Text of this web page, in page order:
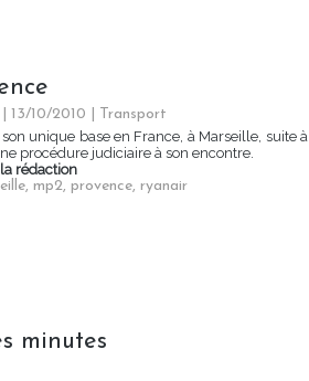
13/10/2010
Transport
unique base en France, à Marseille, suite à
procédure judiciaire à son encontre.
rédaction
, mp2, provence, ryanair
minutes